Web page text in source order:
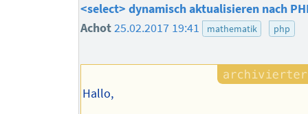
<select> dynamisch aktualisieren nach
Achot25.02.2017 19:41 mathematik php
Hallo,